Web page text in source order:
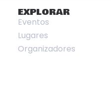
EXPLORAR
Eventos
Lugares
Organizadores